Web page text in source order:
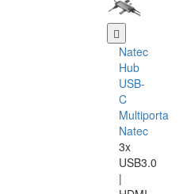
Natec
Hub
USB-
C
Multiporta
Natec
3x
USB3.0
|